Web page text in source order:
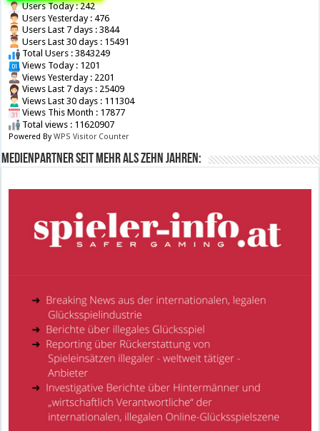
Users Today : 242
Users Yesterday : 476
Users Last 7 days : 3844
Users Last 30 days : 15491
Total Users : 3843249
Views Today : 1201
Views Yesterday : 2201
Views Last 7 days : 25409
Views Last 30 days : 111304
Views This Month : 17877
Total views : 11620907
Powered ByWPS Visitor Counter
Medienpartner seit mehr als zehn Jahren: